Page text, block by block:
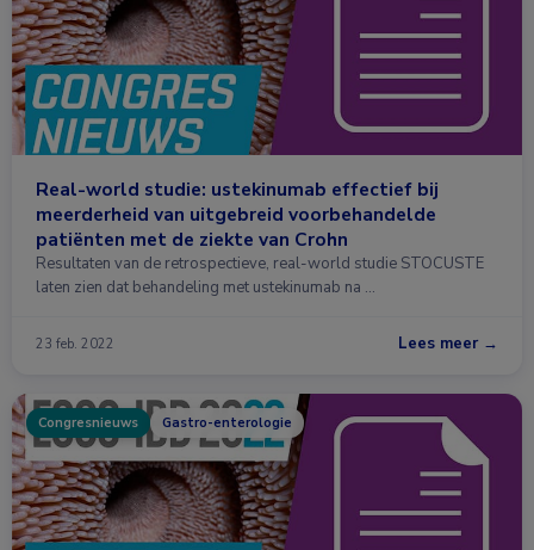
Real-world studie: ustekinumab effectief bij
meerderheid van uitgebreid voorbehandelde
patiënten met de ziekte van Crohn
Resultaten van de retrospectieve, real-world studie STOCUSTE
laten zien dat behandeling met ustekinumab na …
23 feb. 2022 Lees meer →
Congresnieuws Gastro-enterologie